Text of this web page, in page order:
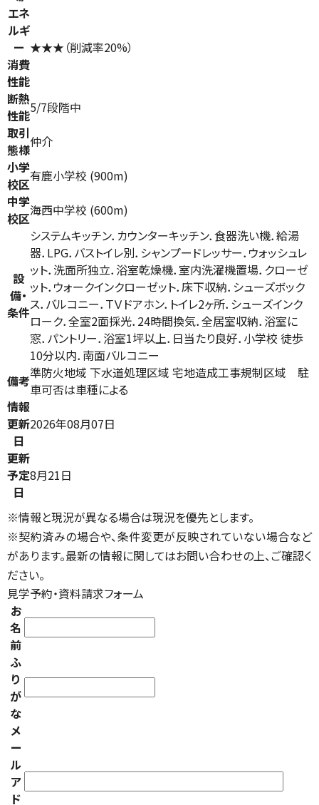
エネ
ルギ
ー
消費
性能
★★★（削減率20%）
断熱
性能5/7段階中
取引
態様仲介
小学
校区有鹿小学校 (900m)
中学
校区海西中学校 (600m)
設
備・
条件
システムキッチン．カウンターキッチン．食器洗い機．給湯
器．LPG．バストイレ別．シャンプードレッサー．ウォッシュレ
ット．洗面所独立．浴室乾燥機．室内洗濯機置場．クローゼ
ット．ウォークインクローゼット．床下収納．シューズボック
ス．バルコニー．ＴＶドアホン．トイレ2ヶ所．シューズインク
ローク．全室2面採光．24時間換気．全居室収納．浴室に
窓．パントリー．浴室1坪以上．日当たり良好．小学校 徒歩
10分以内．南面バルコニー
備考準防火地域 下水道処理区域 宅地造成工事規制区域 駐
車可否は車種による
情報
更新
日
2026年08月07日
更新
予定
日
8月21日
※情報と現況が異なる場合は現況を優先とします。
※契約済みの場合や、条件変更が反映されていない場合など
があります。最新の情報に関してはお問い合わせの上、ご確認く
ださい。
見学予約・資料請求フォーム
お
名
前
ふ
り
が
な
メ
ー
ル
ア
ド